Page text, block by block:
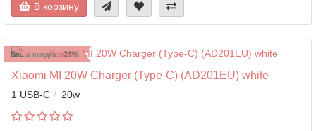
В корзину
Ваша скидка: -23%
Xiaomi MI 20W Charger (Type-C) (AD201EU) white
1 USB-C 20w